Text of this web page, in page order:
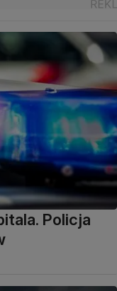
Policja